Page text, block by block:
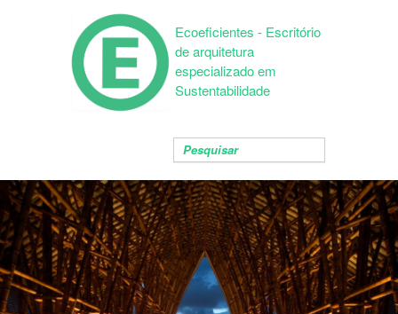
Ecoeficientes - Escritório
de arquitetura
especializado em
Sustentabilidade